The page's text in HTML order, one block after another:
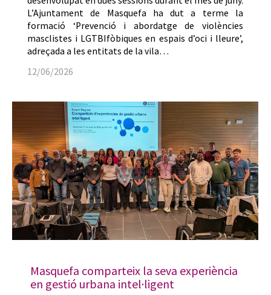
L’Ajuntament de Masquefa ha dut a terme la
formació ‘Prevenció i abordatge de violències
masclistes i LGTBIfòbiques en espais d’oci i lleure’,
adreçada a les entitats de la vila…
12/06/2026
Masquefa comparteix la seva experiència
en gestió urbana intel·ligent